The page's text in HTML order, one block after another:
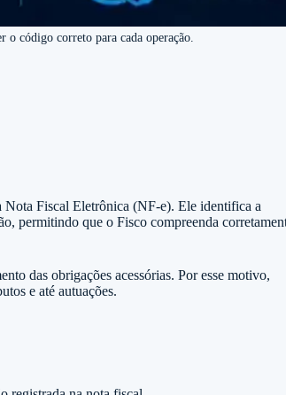
o código correto para cada operação.
Nota Fiscal Eletrônica (NF-e). Ele identifica a
permitindo que o Fisco compreenda
das obrigações acessórias. Por esse motivo,
e até autuações.